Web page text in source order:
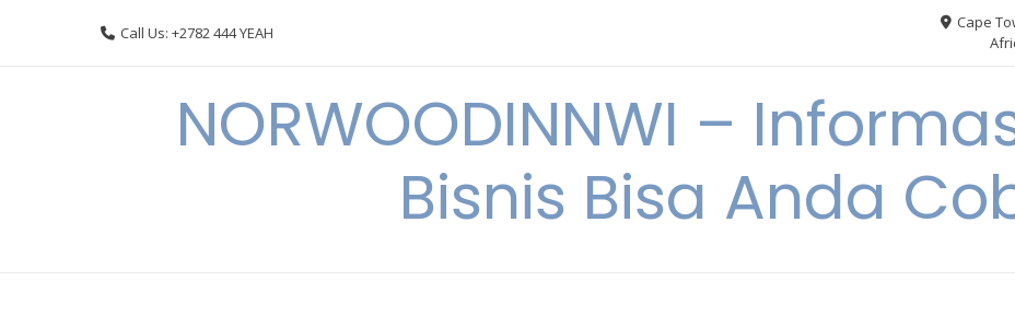
Call Us: +2782 444 YEAH
Cape
NORWOODINNWI –
Bisnis Bisa Anda